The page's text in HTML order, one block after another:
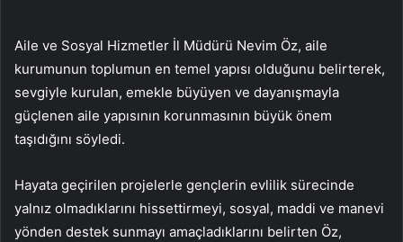
Aile ve Sosyal Hizmetler İl Müdürü Nevim Öz, aile
kurumunun toplumun en temel yapısı olduğunu belirterek,
sevgiyle kurulan, emekle büyüyen ve dayanışmayla
güçlenen aile yapısının korunmasının büyük önem
taşıdığını söyledi.
Hayata geçirilen projelerle gençlerin evlilik sürecinde
yalnız olmadıklarını hissettirmeyi, sosyal, maddi ve manevi
yönden destek sunmayı amaçladıklarını belirten Öz,